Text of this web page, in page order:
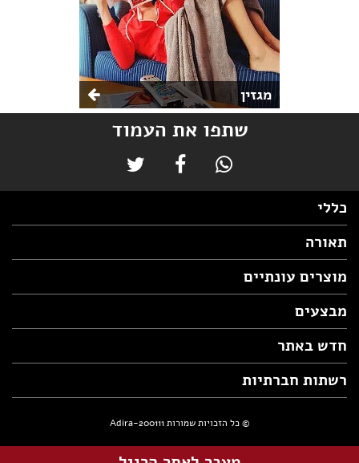
מגזין
שתפו את העמוד
כללי
תאורה
מוצרים עונתיים
מבצעים
חדש באתר
רשתות חברתיות
© כל הזכויות שמורות Adira-200111